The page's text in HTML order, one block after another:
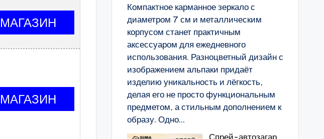
Компактное карманное зеркало с
диаметром 7 см и металлическим
корпусом станет практичным
аксессуаром для ежедневного
использования. Разноцветный дизайн с
изображением альпаки придаёт
изделию уникальность и лёгкость,
делая его не просто функциональным
предметом, а стильным дополнением к
образу. Одно...